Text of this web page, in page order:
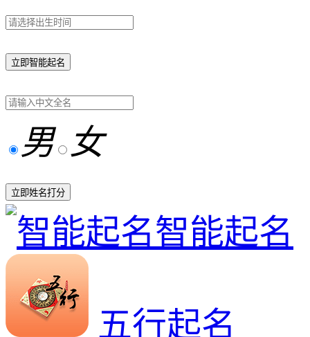
立即智能起名
男 女
立即姓名打分
智能起名
五行起名